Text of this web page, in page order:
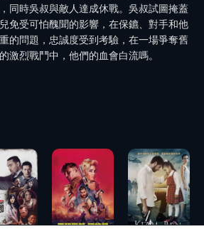
同時吳叔與敵人達成休戰。吳叔試圖掩蓋
免受可怕醜聞的影響，在保鑣、對手和他
的問題，忠誠度受到考驗，在一場爭奪舊
激烈戰鬥中，他們的血會白流嗎。
播
放
播
放
播
放